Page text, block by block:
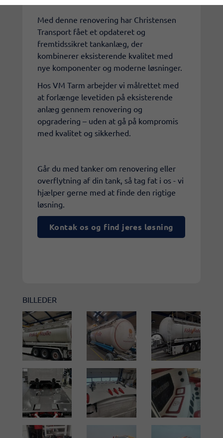
Med denne renovering har Christensen
Transport fået et opdateret og
fremtidssikret tankanlæg, der
kombinerer eksisterende kvalitet med
nye komponenter og moderne løsninger.
Hos VM Tarm arbejder vi målrettet med
at forlænge levetiden på eksisterende
anlæg gennem renovering og
opgradering – uden at gå på kompromis
med kvalitet og sikkerhed.
Går du med tanker om renovering eller
overflytning af din tank, så tag fat i os - vi
hjælper gerne med at finde den rigtige
løsning.
Kontak os og find jeres løsning
BILLEDER